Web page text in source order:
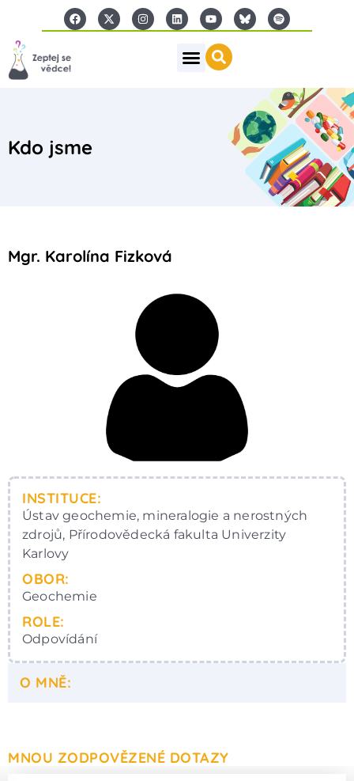
Kdo jsme
Mgr. Karolína Fizková
INSTITUCE:
Ústav geochemie, mineralogie a nerostných
zdrojů, Přírodovědecká fakulta Univerzity
Karlovy
OBOR:
Geochemie
ROLE:
Odpovídání
O MNĚ:
MNOU ZODPOVĚZENÉ DOTAZY